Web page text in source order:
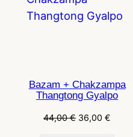
Angebot
Bazam + Chakzampa
Thangtong Gyalpo
44,00€ Ursprünglicher
36,00€